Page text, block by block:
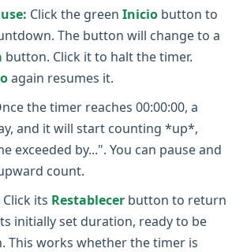
Click the green Inicio button to
The button will change to a
button. Click it to halt the timer.
again resumes it.
the timer reaches 00:00:00, a
and it will start counting *up*,
exceeded by...". You can pause and
count.
Click its Restablecer button to return
initially set duration, ready to be
This works whether the timer is